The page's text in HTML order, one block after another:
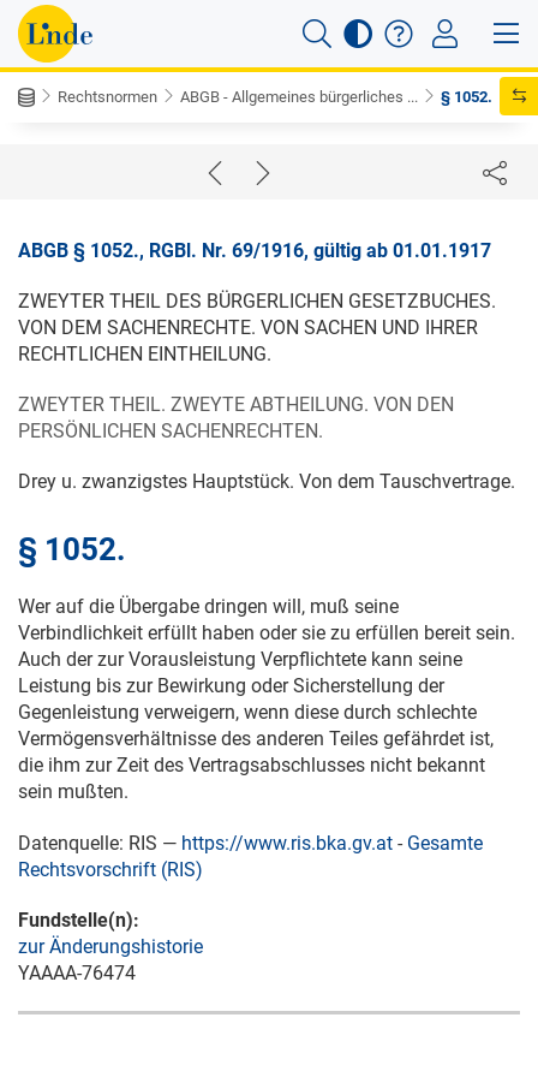
Rechtsnormen ABGB - Allgemeines bürgerliches ... § 1052.
ABGB § 1052., RGBl. Nr. 69/1916, gültig ab 01.01.1917
ZWEYTER THEIL DES BÜRGERLICHEN GESETZBUCHES.
VON DEM SACHENRECHTE. VON SACHEN UND IHRER
RECHTLICHEN EINTHEILUNG.
ZWEYTER THEIL. ZWEYTE ABTHEILUNG. VON DEN
PERSÖNLICHEN SACHENRECHTEN.
Drey u. zwanzigstes Hauptstück. Von dem Tauschvertrage.
§ 1052.
Wer auf die Übergabe dringen will, muß seine
Verbindlichkeit erfüllt haben oder sie zu erfüllen bereit sein.
Auch der zur Vorausleistung Verpflichtete kann seine
Leistung bis zur Bewirkung oder Sicherstellung der
Gegenleistung verweigern, wenn diese durch schlechte
Vermögensverhältnisse des anderen Teiles gefährdet ist,
die ihm zur Zeit des Vertragsabschlusses nicht bekannt
sein mußten.
Datenquelle: RIS — https://www.ris.bka.gv.at - Gesamte
Rechtsvorschrift (RIS)
Fundstelle(n):
zur Änderungshistorie
YAAAA-76474